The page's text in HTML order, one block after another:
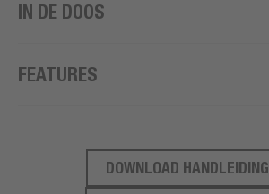
IN DE DOOS
FEATURES
PRODUCT ONDERSTEUNING
DOWNLOAD HANDLEIDING